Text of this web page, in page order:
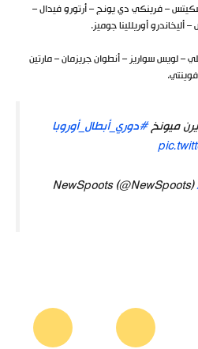
– فرينكي دي يونج – أرتورو فيدال –
أوريللينا جوميز.
لويس سواريز – أنطوان جريزمان – مارتين
ميونخ#دوري_أبطال_أوروبا